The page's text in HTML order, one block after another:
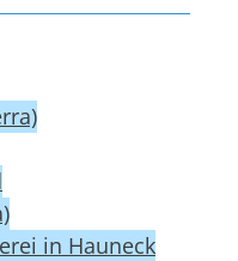
in Hauneck